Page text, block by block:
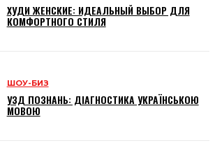
ХУДИ ЖЕНСКИЕ: ИДЕАЛЬНЫЙ ВЫБОР ДЛЯ
КОМФОРТНОГО СТИЛЯ
ШОУ-БИЗ
УЗД ПОЗНАНЬ: ДІАГНОСТИКА УКРАЇНСЬКОЮ
МОВОЮ